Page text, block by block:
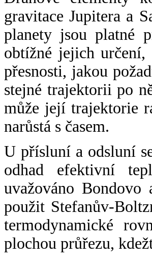
gravitace Jupitera a
planety jsou platné
obtížné jejich
přesnosti, jakou
stejné trajektorii po
může její trajektorie
narůstá s časem.
U přísluní a odsluní
odhad efektivní
uvažováno
použit Stefanův-
termodynamické
plochou průřezu,